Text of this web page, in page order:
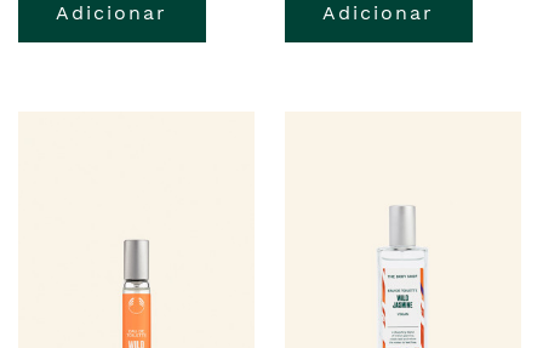
Adicionar Adicionar